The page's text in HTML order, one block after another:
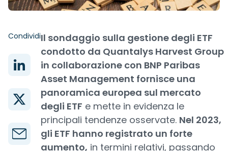
CondividiIl sondaggio sulla gestione degli ETF
condotto da Quantalys Harvest Group
in collaborazione con BNP Paribas
Asset Management fornisce una
panoramica europea sul mercato
degli ETF e mette in evidenza le
principali tendenze osservate. Nel 2023,
gli ETF hanno registrato un forte
aumento, in termini relativi, passando